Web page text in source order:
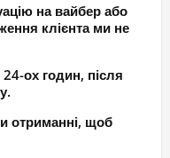
на вайбер або
клієнта ми не
ох годин, після
отриманні, щоб